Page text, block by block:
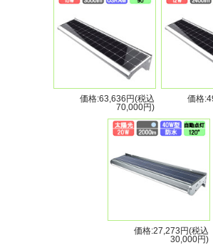
価格:63,636円(税込
70,000円)
価格
価格:27,273円(税込
30,000円)